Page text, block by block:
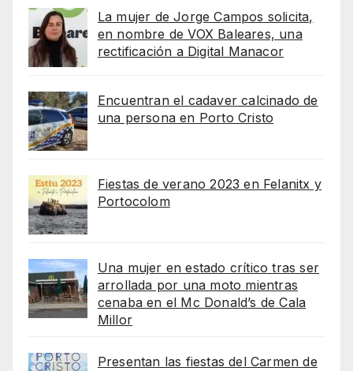
La mujer de Jorge Campos solicita,
en nombre de VOX Baleares, una
rectificación a Digital Manacor
Encuentran el cadaver calcinado de
una persona en Porto Cristo
Fiestas de verano 2023 en Felanitx y
Portocolom
Una mujer en estado crítico tras ser
arrollada por una moto mientras
cenaba en el Mc Donald’s de Cala
Millor
Presentan las fiestas del Carmen de